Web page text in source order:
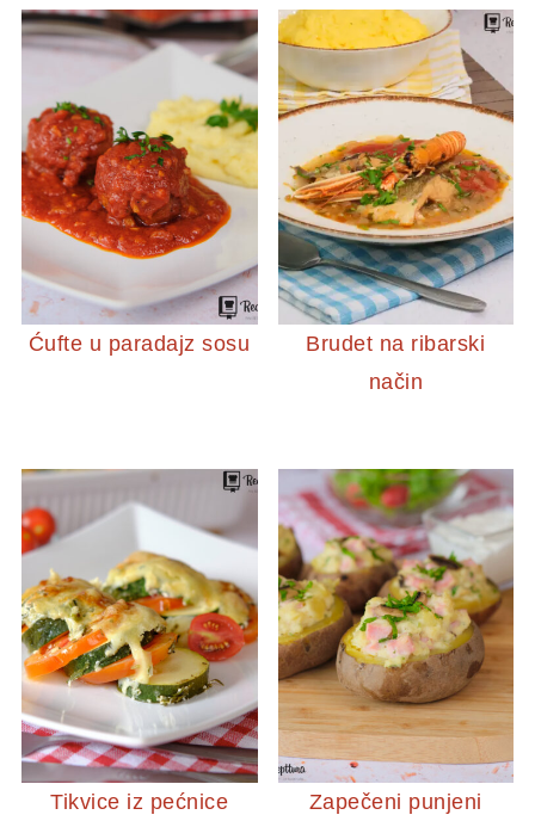
Ćufte u paradajz sosu
Brudet na ribarski
način
Tikvice iz pećnice
Zapečeni punjeni